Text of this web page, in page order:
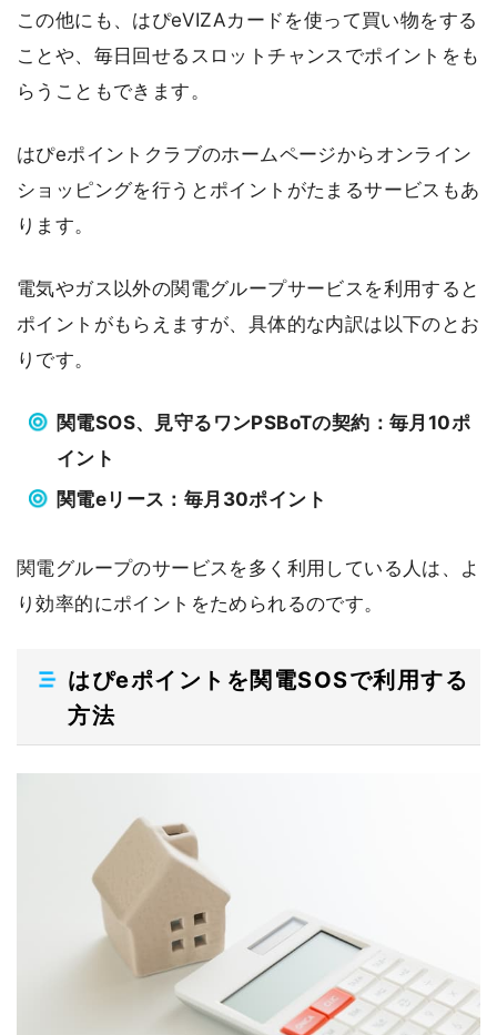
この他にも、はぴeVIZAカードを使って買い物をする
ことや、毎日回せるスロットチャンスでポイントをも
らうこともできます。
はぴeポイントクラブのホームページからオンライン
ショッピングを行うとポイントがたまるサービスもあ
ります。
電気やガス以外の関電グループサービスを利用すると
ポイントがもらえますが、具体的な内訳は以下のとお
りです。
関電SOS、見守るワンPSBoTの契約：毎月10ポ
イント
関電eリース：毎月30ポイント
関電グループのサービスを多く利用している人は、よ
り効率的にポイントをためられるのです。
はぴeポイントを関電SOSで利用する
方法